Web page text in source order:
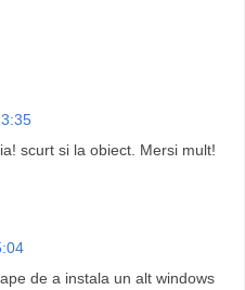
scurt si la obiect. Mersi mult!
de a instala un alt windows